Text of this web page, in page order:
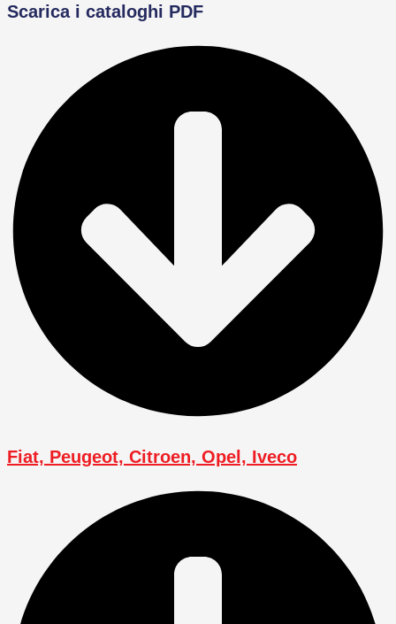
Scarica i cataloghi PDF
Fiat, Peugeot, Citroen, Opel, Iveco